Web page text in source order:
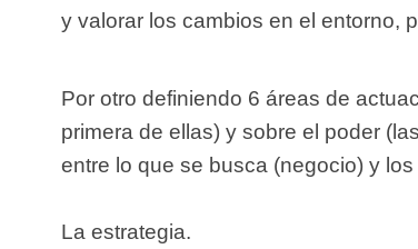
y valorar los cambios en el entorno,
Por otro definiendo 6 áreas de
primera de ellas) y sobre el poder
entre lo que se busca (negocio) y
La estrategia.